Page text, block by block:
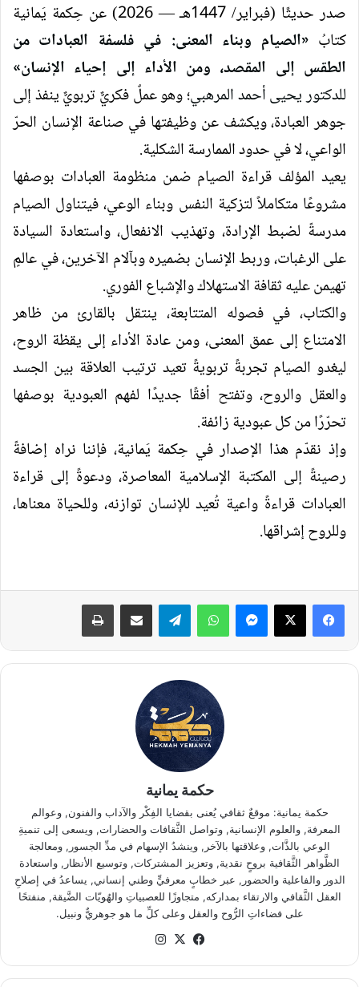
صدر حديثًا (فبراير/ 1447هـ — 2026) عن حِكمة يَمانية
كتابُ «الصيام وبناء المعنى: في فلسفة العبادات من
الطقس إلى المقصد، ومن الأداء إلى إحياء الإنسان»
للدكتور يحيى أحمد المرهبي؛ وهو عملٌ فكريٌّ تربويٌّ ينفذ إلى
جوهر العبادة، ويكشف عن وظيفتها في صناعة الإنسان الحرّ
الواعي، لا في حدود الممارسة الشكلية.
يعيد المؤلف قراءة الصيام ضمن منظومة العبادات بوصفها
مشروعًا متكاملاً لتزكية النفس وبناء الوعي، فيتناول الصيام
مدرسةً لضبط الإرادة، وتهذيب الانفعال، واستعادة السيادة
على الرغبات، وربط الإنسان بضميره وبآلام الآخرين، في عالمٍ
تهيمن عليه ثقافة الاستهلاك والإشباع الفوري.
والكتاب، في فصوله المتتابعة، ينتقل بالقارئ من ظاهر
الامتناع إلى عمق المعنى، ومن عادة الأداء إلى يقظة الروح،
ليغدو الصيام تجربةً تربويةً تعيد ترتيب العلاقة بين الجسد
والعقل والروح، وتفتح أفقًا جديدًا لفهم العبودية بوصفها
تحرّرًا من كل عبودية زائفة.
وإذ نقدّم هذا الإصدار في حِكمة يَمانية، فإننا نراه إضافةً
رصينةً إلى المكتبة الإسلامية المعاصرة، ودعوةً إلى قراءة
العبادات قراءةً واعية تُعيد للإنسان توازنه، وللحياة معناها،
وللروح إشراقها.
فيسبوك ‫X ماسنجر واتساب تيلقرام مشاركة عبر البريد طباعة
حكمة يمانية
حكمة يمانية: موقعٌ ثقافي يُعنى بقضايا الفِكْر والآداب والفنون, وعوالم
المعرفة, والعلوم الإنسانية, وتواصل الثَّقافات والحضارات, ويسعى إلى تنميةِ
الوعي بالذَّات, وعلاقتها بالآخر, وينشدُ الإسهام في مدِّ الجسور, ومعالجة
الظَّواهر الثَّقافية بروحٍ نقدية, وتعزيز المشتركات, وتوسيع الأنظار, واستعادة
الدور والفاعلية والحضور, عبر خطابٍ معرفيٍّ وطني إنساني, يساعدُ في إصلاحِ
العقل الثَّقافي والارتقاء بمداركه, متجاوزًا للعصبياتِ والهُويّات الضَّيقة, منفتحًا
على فضاءاتِ الرُّوح والعقل وعلى كلِّ ما هو جوهريٌّ ونبيل.
فيسبوك
‫X